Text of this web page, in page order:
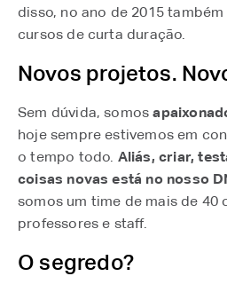
disso, no ano de 2015
cursos de curta duração.
Novos projetos.
Sem dúvida, somos
hoje sempre estivemos em
o tempo todo. Aliás, criar,
coisas novas está no nosso
somos um time de mais de
professores e staff.
O segredo?